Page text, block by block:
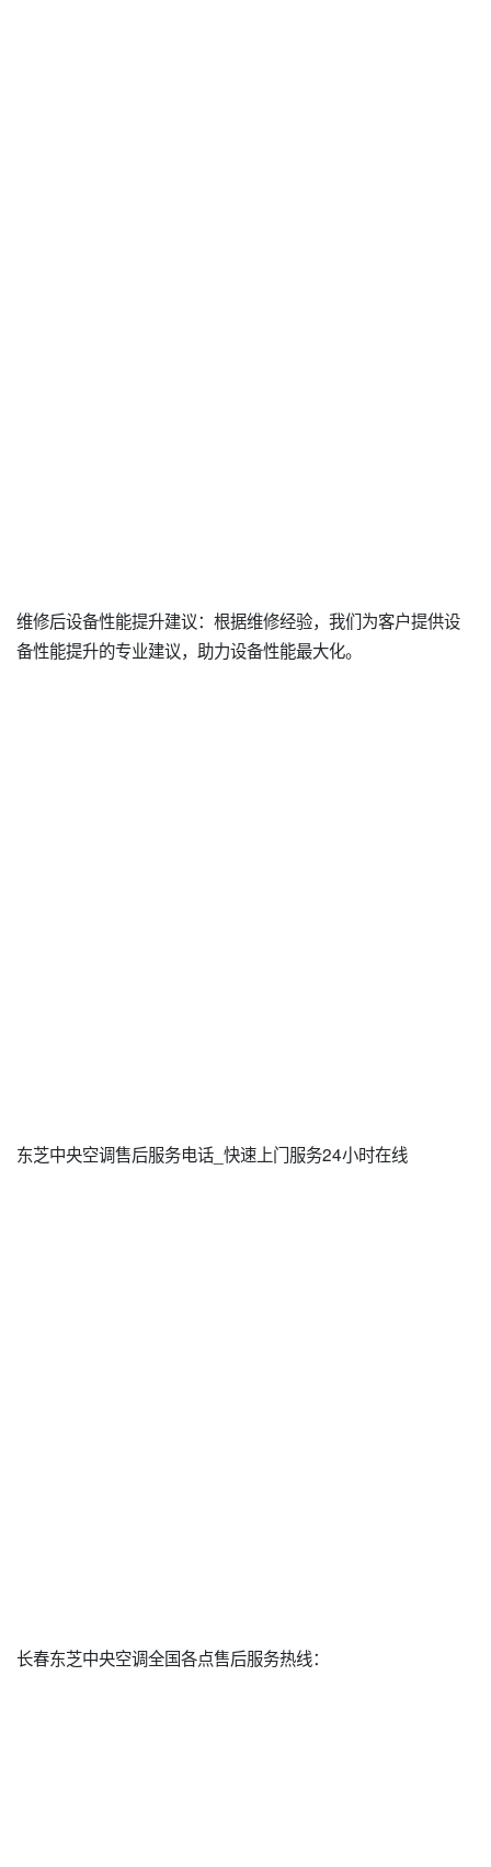
维修后设备性能提升建议：根据维修经验，我们为客户提供设
备性能提升的专业建议，助力设备性能最大化。
东芝中央空调售后服务电话_快速上门服务24小时在线
长春东芝中央空调全国各点售后服务热线：